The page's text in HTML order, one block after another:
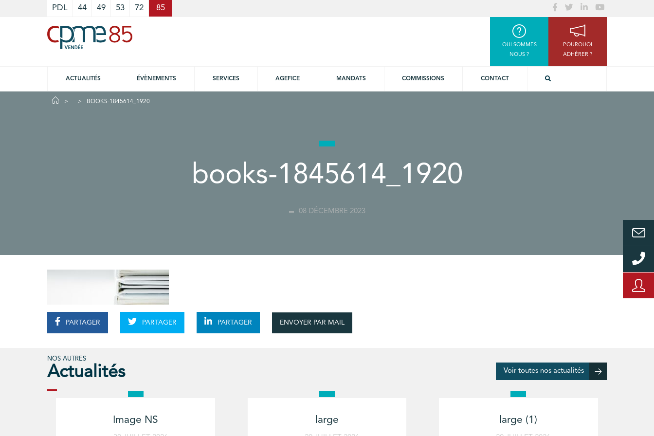
PDL 44 49 53 72 85
QUI SOMMES
NOUS ?
POURQUOI
ADHÉRER ?
ACTUALITÉS ÉVÈNEMENTS SERVICES AGEFICE MANDATS COMMISSIONS CONTACT
BOOKS-1845614_1920
books-1845614_1920
08 DÉCEMBRE 2023
PARTAGER PARTAGER PARTAGER ENVOYER PAR MAIL
NOS AUTRES
Actualités Voir toutes nos actualités
Image NS large large (1)
Cookies management panel